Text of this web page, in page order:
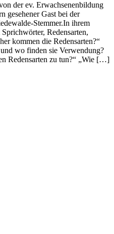
der ev. Erwachsenenbildung
gesehener Gast bei der
Stemmer.In ihrem
Redensarten,
kommen die Redensarten?“
wo finden sie Verwendung?
Redensarten zu tun?“ „Wie […]